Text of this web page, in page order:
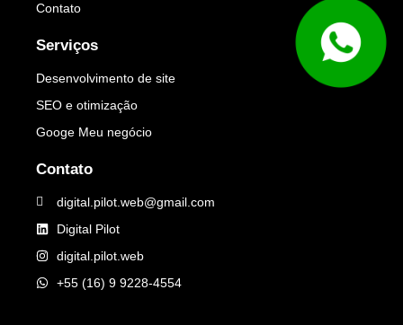
Contato
Serviços
Desenvolvimento de site
SEO e otimização
Googe Meu negócio
Contato
digital.pilot.web@gmail.com
Digital Pilot
digital.pilot.web
+55 (16) 9 9228-4554